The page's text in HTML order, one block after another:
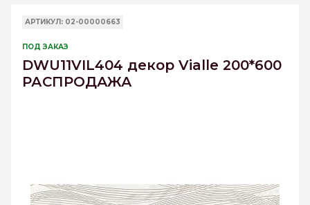
АРТИКУЛ: 02-00000663
ПОД ЗАКАЗ
DWU11VIL404 декор Vialle 200*600
РАСПРОДАЖА